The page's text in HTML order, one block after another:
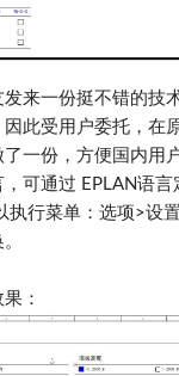
来一份挺不错的技
此受用户委托，在
了一份，方便国内用
，可通过 EPLAN语
执行菜单：选项>设
：